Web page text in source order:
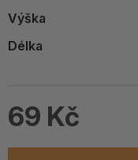
Výška
Délka
69 Kč